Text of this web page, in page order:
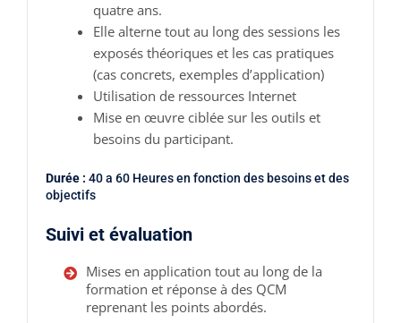
quatre ans.
Elle alterne tout au long des sessions les
exposés théoriques et les cas pratiques
(cas concrets, exemples d’application)
Utilisation de ressources Internet
Mise en œuvre ciblée sur les outils et
besoins du participant.
Durée : 40 a 60 Heures en fonction des besoins et des
objectifs
Suivi et évaluation
Mises en application tout au long de la
formation et réponse à des QCM
reprenant les points abordés.